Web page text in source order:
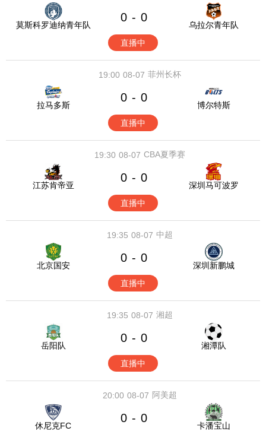
莫斯科罗迪纳青年队
0 - 0
乌拉尔青年队
直播中
08-07
19:00 菲州长杯
拉马多斯
0 - 0
博尔特斯
直播中
08-07
19:30 CBA夏季赛
江苏肯帝亚
0 - 0
深圳马可波罗
直播中
08-07
19:35 中超
北京国安
0 - 0
深圳新鹏城
直播中
08-07
19:35 湘超
岳阳队
0 - 0
湘潭队
直播中
08-07
20:00 阿美超
休尼克FC
0 - 0
卡潘宝山